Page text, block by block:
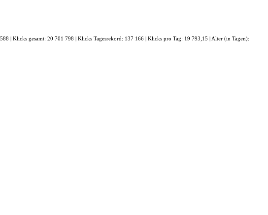
| Klicks gesamt: 20 701 798 | Klicks Tagesrekord: 137 166 | Klicks pro Tag: 19 793,15 | Alter (in Tagen):